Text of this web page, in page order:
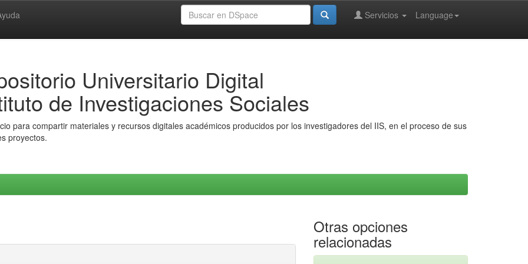
Language
Servicios
Universitario Digital
de Investigaciones Sociales
para compartir materiales y recursos digitales académicos producidos por los investigadores del IIS, en el proceso de sus
proyectos.
Otras opciones
relacionadas